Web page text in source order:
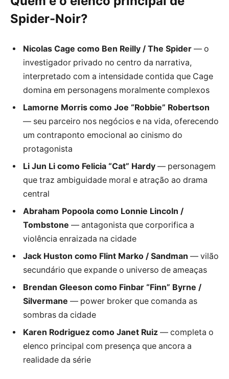
Spider-Noir?
Nicolas Cage como Ben Reilly / The Spider — o
investigador privado no centro da narrativa,
interpretado com a intensidade contida que Cage
domina em personagens moralmente complexos
Lamorne Morris como Joe “Robbie” Robertson
— seu parceiro nos negócios e na vida, oferecendo
um contraponto emocional ao cinismo do
protagonista
Li Jun Li como Felicia “Cat” Hardy — personagem
que traz ambiguidade moral e atração ao drama
central
Abraham Popoola como Lonnie Lincoln /
Tombstone — antagonista que corporifica a
violência enraizada na cidade
Jack Huston como Flint Marko / Sandman — vilão
secundário que expande o universo de ameaças
Brendan Gleeson como Finbar “Finn” Byrne /
Silvermane — power broker que comanda as
sombras da cidade
Karen Rodriguez como Janet Ruiz — completa o
elenco principal com presença que ancora a
realidade da série